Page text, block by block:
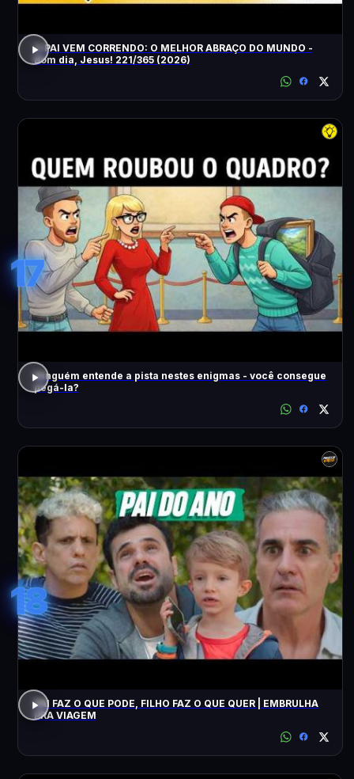
O PAI VEM CORRENDO: O MELHOR ABRAÇO DO MUNDO -
Bom dia, Jesus! 221/365 (2026)
17
Ninguém entende a pista nestes enigmas - você consegue
pegá-la?
18
PAI FAZ O QUE PODE, FILHO FAZ O QUE QUER | EMBRULHA
PRA VIAGEM